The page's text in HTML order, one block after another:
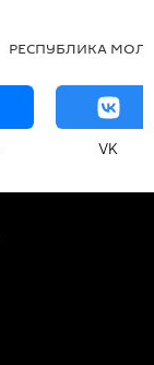
РЕСПУБЛИКА
VK